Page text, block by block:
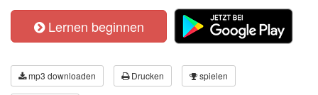
Lernen beginnen
mp3 downloaden Drucken spielen